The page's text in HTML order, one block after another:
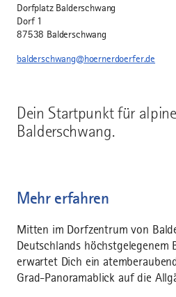
Dein Startpunkt für
Balderschwang.
Mehr erfahren
Mitten im Dorfzentrum von
Deutschlands höchstgelegenem
erwartet Dich ein
Grad-Panoramablick auf die
Dorfplatz Balderschwang
Dorf 1
87538 Balderschwang
balderschwang@hoernerdoerfer.de